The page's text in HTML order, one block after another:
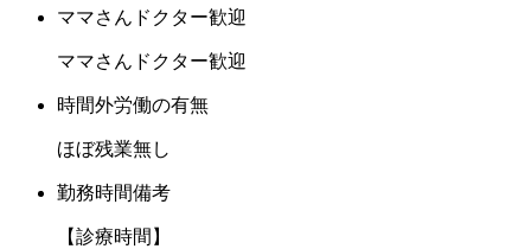
ママさんドクター歓迎
ママさんドクター歓迎
時間外労働の有無
ほぼ残業無し
勤務時間備考
【診療時間】